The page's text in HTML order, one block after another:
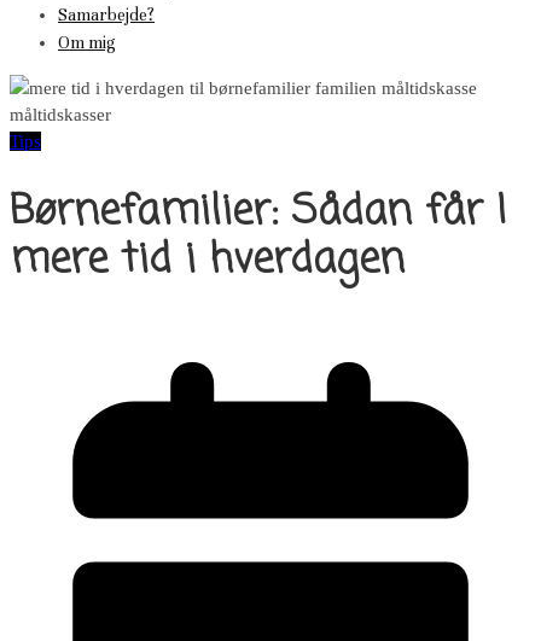
Samarbejde?
Om mig
Tips
Børnefamilier: Sådan får I
mere tid i hverdagen